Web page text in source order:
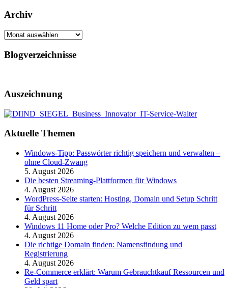
Archiv
Archiv
Blogverzeichnisse
Auszeichnung
Aktuelle Themen
Windows-Tipp: Passwörter richtig speichern und verwalten –
ohne Cloud-Zwang
5. August 2026
Die besten Streaming-Plattformen für Windows
4. August 2026
WordPress-Seite starten: Hosting, Domain und Setup Schritt
für Schritt
4. August 2026
Windows 11 Home oder Pro? Welche Edition zu wem passt
4. August 2026
Die richtige Domain finden: Namensfindung und
Registrierung
4. August 2026
Re-Commerce erklärt: Warum Gebrauchtkauf Ressourcen und
Geld spart